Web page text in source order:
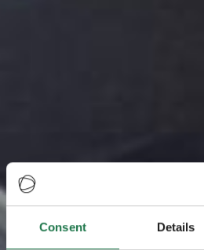
Consent Details